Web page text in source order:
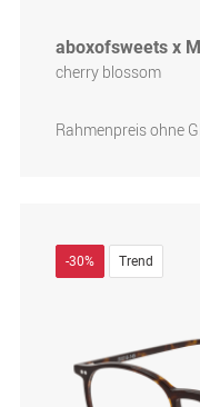
aboxofsweets x
cherry blossom
Rahmenpreis ohne
-30% Trend